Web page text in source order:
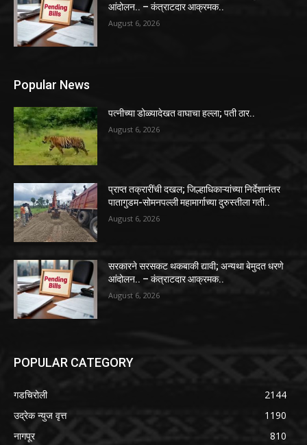
आंदोलन.. – कंत्राटदार आक्रमक..
August 6, 2026
Popular News
पत्नीच्या डोळ्यादेखत वाघाचा हल्ला; पती ठार..
August 6, 2026
प्राप्त तक्रारींची दखल; जिल्हाधिकाऱ्यांच्या निर्देशानंतर
पातागुडम-सोमनपल्ली महामार्गाच्या दुरुस्तीला गती..
August 6, 2026
सरकारने सरसकट थकबाकी द्यावी; अन्यथा बेमुदत धरणे
आंदोलन.. – कंत्राटदार आक्रमक..
August 6, 2026
POPULAR CATEGORY
गडचिरोली
2144
उद्रेक न्युज वृत्त
1190
नागपूर
810